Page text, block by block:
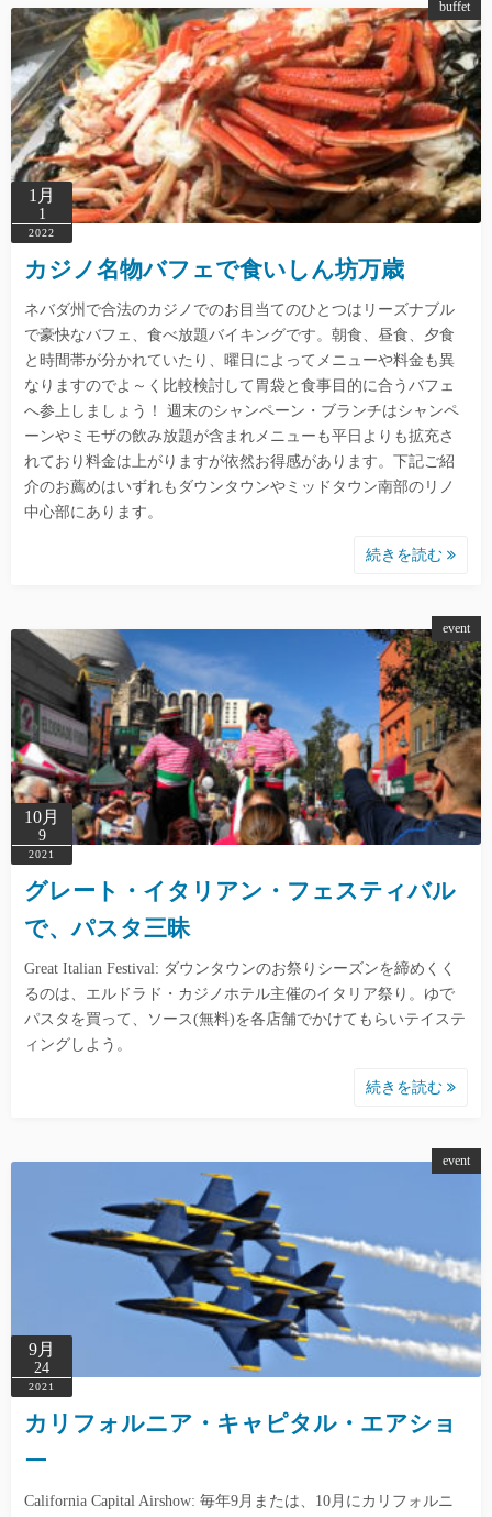
buffet
1月
1
2022
カジノ名物バフェで食いしん坊万歳
ネバダ州で合法のカジノでのお目当てのひとつはリーズナブル
で豪快なバフェ、食べ放題バイキングです。朝食、昼食、夕食
と時間帯が分かれていたり、曜日によってメニューや料金も異
なりますのでよ～く比較検討して胃袋と食事目的に合うバフェ
へ参上しましょう！ 週末のシャンペーン・ブランチはシャンペ
ーンやミモザの飲み放題が含まれメニューも平日よりも拡充さ
れており料金は上がりますが依然お得感があります。下記ご紹
介のお薦めはいずれもダウンタウンやミッドタウン南部のリノ
中心部にあります。
続きを読む
event
10月
9
2021
グレート・イタリアン・フェスティバル
で、パスタ三昧
Great Italian Festival: ダウンタウンのお祭りシーズンを締めくく
るのは、エルドラド・カジノホテル主催のイタリア祭り。ゆで
パスタを買って、ソース(無料)を各店舗でかけてもらいテイステ
ィングしよう。
続きを読む
event
9月
24
2021
カリフォルニア・キャピタル・エアショ
ー
California Capital Airshow: 毎年9月または、10月にカリフォルニ